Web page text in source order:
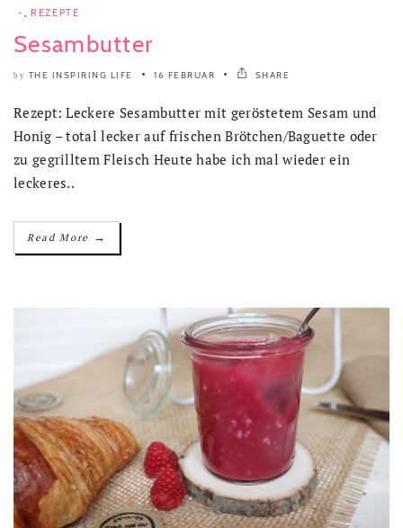
- REZEPTE
Sesambutter
by THE INSPIRING LIFE 16 FEBRUAR SHARE
Rezept: Leckere Sesambutter mit geröstetem Sesam und
Honig – total lecker auf frischen Brötchen/Baguette oder
zu gegrilltem Fleisch Heute habe ich mal wieder ein
leckeres..
Read More →